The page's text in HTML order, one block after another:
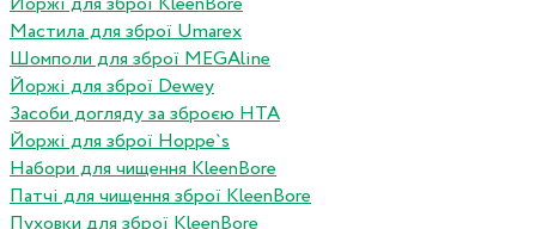
Мастила для зброї Umarex
Шомполи для зброї MEGAline
Йоржі для зброї Dewey
Засоби догляду за зброєю HTA
Йоржі для зброї Hoppe`s
Набори для чищення KleenBore
Патчі для чищення зброї KleenBore